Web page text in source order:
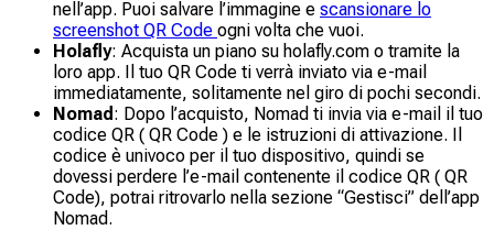
nell’app. Puoi salvare l’immagine e scansionare lo
screenshot QR Code ogni volta che vuoi.
Holafly: Acquista un piano su holafly.com o tramite la
loro app. Il tuo QR Code ti verrà inviato via e-mail
immediatamente, solitamente nel giro di pochi secondi.
Nomad : Dopo l’acquisto, Nomad ti invia via e-mail il tuo
codice QR ( QR Code ) e le istruzioni di attivazione. Il
codice è univoco per il tuo dispositivo, quindi se
dovessi perdere l’e-mail contenente il codice QR ( QR
Code), potrai ritrovarlo nella sezione “Gestisci” dell’app
Nomad.